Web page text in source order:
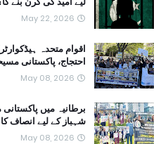
May 22, 2026
احتجاج، پاکستانی
May 08, 2026
برطانیہ میں
شہباز کے لیے انصاف
May 08, 2026